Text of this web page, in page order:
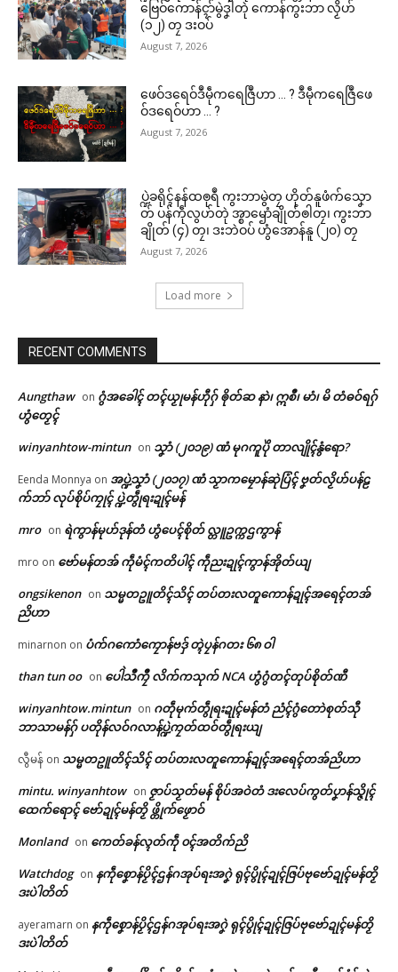
ဌာန်ပရိုၚ်ဗၠးၜးမန်
🏛 လညာတ်ပါ်ပဲါ
ညးဒါန်လိက်
ဗွဳဒဳယဵု
ကေတ်အဆက်
© ဌာန်ပရိုၚ်ဗၠးၜးမန်
ပေါဲရုဲမာဲတုဲ အကာဲအရာပရေၚ်
အုပ်ဓုပ်ပၞာန်ဗီုပြၚ်တၟိ
February 24, 2026
ကောန်သ္ဂံၚ်ဗော်ဍုၚ်မန်တၟိ နူဗဒိုပ်
ရပ်ကော်ဏာလဝ်နွံ
သၞောဝ်ဥပဒေညးဍုၚ်ကွာန် ဒးယို
ပရေၚ်ဂကူ
In "လိက်ပရေၚ်"
ဗြေဝ်ကောန်ၚာ်မွဲဒၞါဲတုဲ ကောန်ကွးဘာ လၟိဟ်
(၁၂) တၠ ဒးဝပ်
August 7, 2026
ဖေဝ်ဒရေဝ်ဒဳမဵုကရေဇြဳဟာ … ? ဒဳမဵုကရေဇြဳဖေ
ဝ်ဒရေဝ်ဟာ … ?
August 7, 2026
ပ္ဍဲခရိုၚ်နန်ထၜုရဳ ကွးဘာမွဲတၠ ဟိုတ်နူဖံက်သၞော
တ် ပန်ကဵုလွဟ်တုဲ အ္စာၝောံချိုတ်ၜါတၠ၊ ကွးဘာ
ချိုတ် (၄) တၠ၊ ဒးဘဲဝပ် ဟွံအောန်နူ (၂၀) တၠ
August 7, 2026
Load more
RECENT COMMENTS
Aungthaw on ဂွံအခေါၚ် တၚ်ယၟုမန်ဟီုဂှ် ၜိုတ်ဆ နာဲ၊ ဣစဳ၊ မာံ၊ မိ တံဓဝ်ရဂှ်
ဟွံတၟေၚ်
winyanhtow-mintun on သၞာံ (၂၀၁၉) ဏံ မုဂကူပိုဲ တာလျိုၚ်နွံရော?
Eenda Monnya on အပ္ဍဲသၞာံ (၂၀၁၇) ဏံ သၟာကမၠောန်ဆုဲပြံၚ် ဗၞတ်လၟိဟ်ပန်ဠ
က်ဘာ် လုပ်စိုပ်ကၠုၚ် ပ္ဍဲတွဵုရးဍုၚ်မန်
mro on ရဲကွာန်မုဟ်ဒုန်တံ ဟွံပေၚ်စိုတ် လ္တူဥက္ကဌကွာန်
mro on ဗော်မန်တအ် ကဵုမံၚ်ကတိပါၚ် ကဵုညးဍုၚ်ကွာန်အိုတ်ယျ
ongsikenon on သမ္မတဥူတိၚ်သိၚ် တပ်တးလတူကောန်ဍုၚ်အရေၚ်တအ်
ညိဟာ
minarnon on ပံက်ဂကောံကၠောန်ဗဒှ် တ္ၚဲပၠန်ဂတး ၆၈ ဝါ
than tun oo on ပေါဲသဳကၠဳ လိက်ကသုက် NCA ဟွံဂွံတၚ်တုပ်စိုတ်ဏီ
winyanhtow.mintun on ဂတဵုမုက်တွဵုရးဍုၚ်မန်တံ ညံၚ်ဂွံတောဲစုတ်သီု
ဘာသာမန်ဂှ် ပတိုန်လဝ်ဂလာန်ပ္ဍဲကၠတ်ထဝ်တွဵုရးယျ
လွီမန် on သမ္မတဥူတိၚ်သိၚ် တပ်တးလတူကောန်ဍုၚ်အရေၚ်တအ်ညိဟာ
mintu. winyanhtow on ဇၟာပ်သၟတ်မန် စိုပ်အဝဲတံ ဒးလေပ်ကွတ်ပၞာန်သ္ဇိုၚ်
ထေက်ရောၚ် ဗော်ဍုၚ်မန်တၟိ ဖ္တိုက်ဖၟောဝ်
Monland on ကေတ်ခန်လ္ၚတ်ကဵု ၀ၚ်အတိက်ညိ
Watchdog on နကဵုစၞောန်ပၟိၚ်ဌန်ဂအုပ်ရးအဂၞဲ ရုၚ်ပွိုၚ်ဍုၚ်ဇြပ်ဗုဗော်ဍုၚ်မန်တၟိ
ဒးပဲါတိတ်
ayeramarn on နကဵုစၞောန်ပၟိၚ်ဌန်ဂအုပ်ရးအဂၞဲ ရုၚ်ပွိုၚ်ဍုၚ်ဇြပ်ဗုဗော်ဍုၚ်မန်တၟိ
ဒးပဲါတိတ်